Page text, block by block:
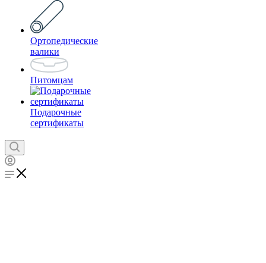
Ортопедические
валики
Питомцам
Подарочные
сертификаты